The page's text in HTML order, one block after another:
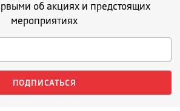
об акциях и предстоящих
мероприятиях
ПОДПИСАТЬСЯ